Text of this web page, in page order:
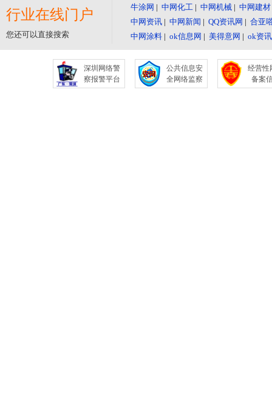
行业在线门户
您还可以直接搜索
牛涂网 | 中网化工 | 中网机械 | 中网建材
中网资讯 | 中网新闻 | QQ资讯网 | 合亚
中网涂料 | ok信息网 | 美得意网 | ok资
深圳网络警
察报警平台
公共信息安
全网络监察
经营性
备案